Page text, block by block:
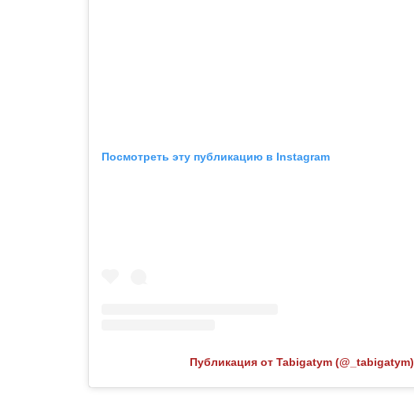
Посмотреть эту публикацию в Instagram
Публикация от Tabigatym (@_tabigatym)